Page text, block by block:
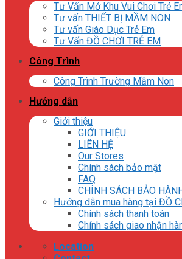
Tư Vấn Mở Khu Vui Chơi Trẻ
Tư vấn THIẾT BỊ MẦM NON
Tư vấn Giáo Dục Trẻ Em
Tư Vấn ĐỒ CHƠI TRẺ EM
Công Trình
Công Trình Trường Mầm Non
Hướng dẫn
Giới thiệu
GIỚI THIỆU
LIÊN HỆ
Our Stores
Chính sách bảo mật
FAQ
CHÍNH SÁCH BẢO
Hướng dẫn mua hàng tại ĐỒ
Chính sách thanh toán
Chính sách giao nhận
Location